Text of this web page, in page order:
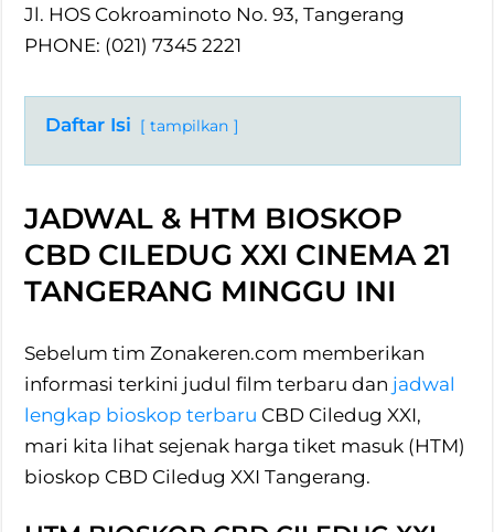
Jl. HOS Cokroaminoto No. 93, Tangerang
PHONE: (021) 7345 2221
Daftar Isi tampilkan
JADWAL & HTM BIOSKOP
CBD CILEDUG XXI CINEMA 21
TANGERANG MINGGU INI
Sebelum tim Zonakeren.com memberikan
informasi terkini judul film terbaru dan jadwal
lengkap bioskop terbaru CBD Ciledug XXI,
mari kita lihat sejenak harga tiket masuk (HTM)
bioskop CBD Ciledug XXI Tangerang.